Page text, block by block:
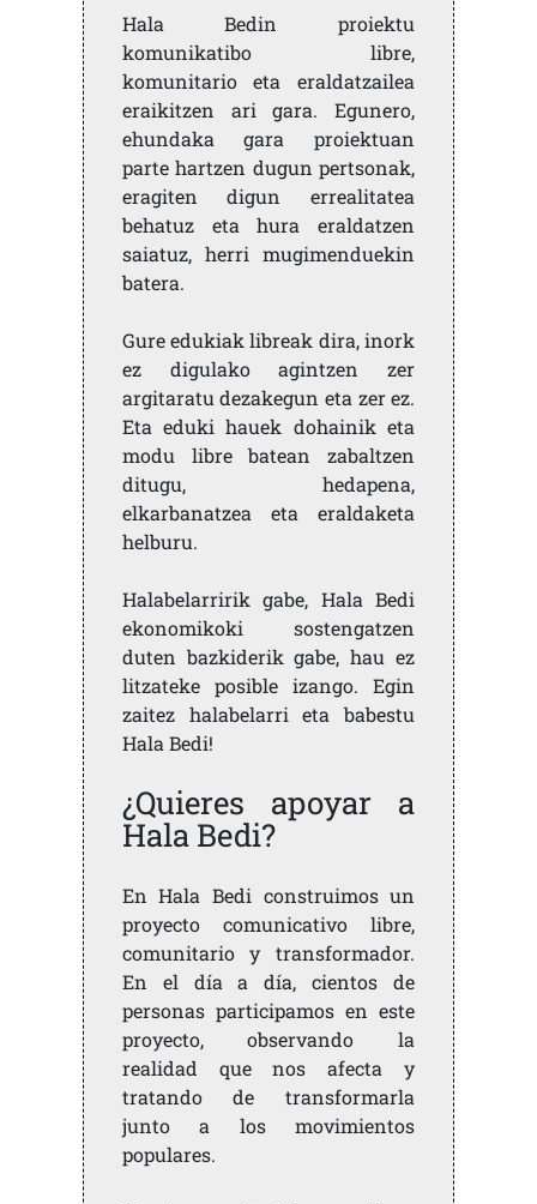
Hala Bedin proiektu
komunikatibo libre,
komunitario eta eraldatzailea
eraikitzen ari gara. Egunero,
ehundaka gara proiektuan
parte hartzen dugun pertsonak,
eragiten digun errealitatea
behatuz eta hura eraldatzen
saiatuz, herri mugimenduekin
batera.
Gure edukiak libreak dira, inork
ez digulako agintzen zer
argitaratu dezakegun eta zer ez.
Eta eduki hauek dohainik eta
modu libre batean zabaltzen
ditugu, hedapena,
elkarbanatzea eta eraldaketa
helburu.
Halabelarririk gabe, Hala Bedi
ekonomikoki sostengatzen
duten bazkiderik gabe, hau ez
litzateke posible izango. Egin
zaitez halabelarri eta babestu
Hala Bedi!
¿Quieres apoyar a
Hala Bedi?
En Hala Bedi construimos un
proyecto comunicativo libre,
comunitario y transformador.
En el día a día, cientos de
personas participamos en este
proyecto, observando la
realidad que nos afecta y
tratando de transformarla
junto a los movimientos
populares.